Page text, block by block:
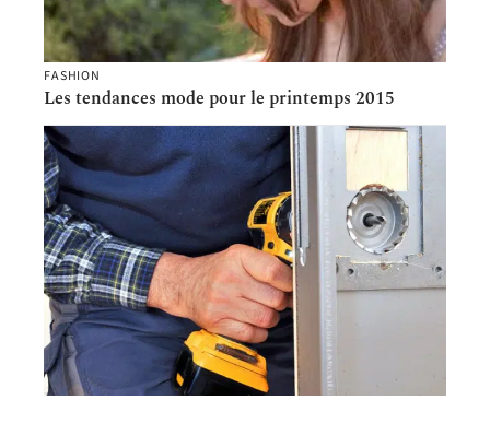
FASHION
Les tendances mode pour le printemps 2015